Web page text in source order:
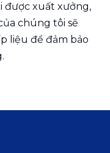
được xuất xưởng,
chúng tôi sẽ
liệu để đảm bảo